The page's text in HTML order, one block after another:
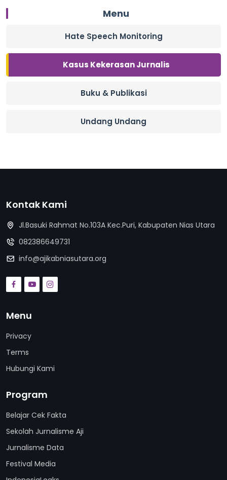
Menu
Hate Speech Monitoring
Kasus Kekerasan Jurnalis
Buku & Publikasi
Undang Undang
Kontak Kami
Jl.Basuki Rahmat No.103A Kec.Puri, Kabupaten Nias Utara
082386649731
info@ajikabniasutara.org
Menu
Privacy
Terms
Hubungi Kami
Program
Belajar Cek Fakta
Sekolah Jurnalisme Aji
Jurnalisme Data
Festival Media